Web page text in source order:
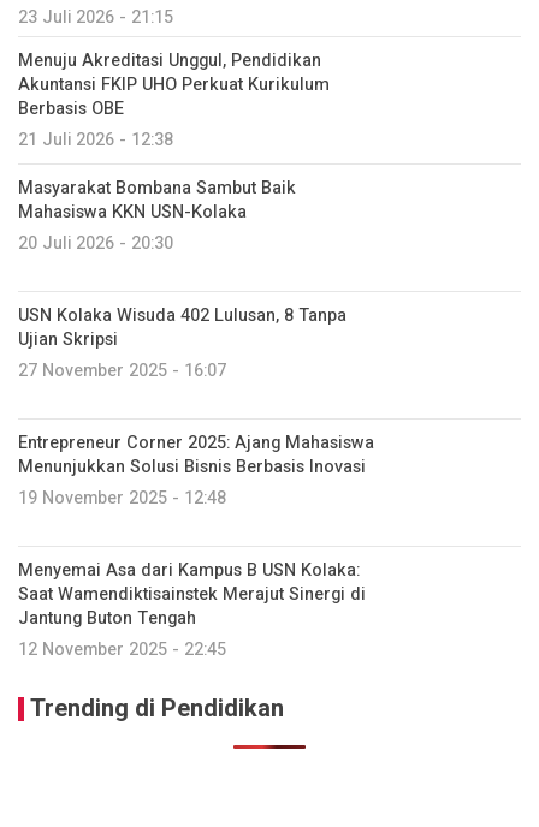
23 Juli 2026 - 21:15
Menuju Akreditasi Unggul, Pendidikan
Akuntansi FKIP UHO Perkuat Kurikulum
Berbasis OBE
21 Juli 2026 - 12:38
Masyarakat Bombana Sambut Baik
Mahasiswa KKN USN-Kolaka
20 Juli 2026 - 20:30
USN Kolaka Wisuda 402 Lulusan, 8 Tanpa
Ujian Skripsi
27 November 2025 - 16:07
Entrepreneur Corner 2025: Ajang Mahasiswa
Menunjukkan Solusi Bisnis Berbasis Inovasi
19 November 2025 - 12:48
Menyemai Asa dari Kampus B USN Kolaka:
Saat Wamendiktisainstek Merajut Sinergi di
Jantung Buton Tengah
12 November 2025 - 22:45
Trending di Pendidikan